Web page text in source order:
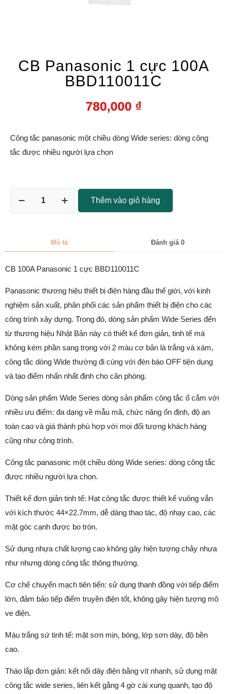
CB Panasonic 1 cực 100A
BBD110011C
780,000 ₫
Công tắc panasonic một chiều dòng Wide series: dòng công
tắc được nhiều người lựa chọn
Thêm vào giỏ hàng
Mô tả Đánh giá 0
CB 100A Panasonic 1 cực BBD110011C
Panasonic thương hiệu thiết bị điện hàng đầu thế giới, với kinh
nghiệm sản xuất, phân phối các sản phẩm thiết bị điện cho các
công trình xây dựng. Trong đó, dòng sản phẩm Wide Series đến
từ thương hiệu Nhật Bản này có thiết kế đơn giản, tinh tế mà
không kém phần sang trọng với 2 màu cơ bản là trắng và xám,
công tắc dòng Wide thường đi cùng với đèn báo OFF tiện dụng
và tạo điểm nhấn nhất định cho căn phòng.
Dòng sản phẩm Wide Series dòng sản phẩm công tắc ổ cắm với
nhiều ưu điểm: đa dạng về mẫu mã, chức năng ổn định, độ an
toàn cao và giá thành phù hợp với mọi đối tượng khách hàng
cũng như công trình.
Công tắc panasonic một chiều dòng Wide series: dòng công tắc
được nhiều người lựa chọn.
Thiết kế đơn giản tinh tế: Hạt công tắc được thiết kế vuông vắn
với kích thước 44×22.7mm, dễ dàng thao tác, độ nhạy cao, các
mặt góc cạnh được bo tròn.
Sử dụng nhựa chất lượng cao không gây hiện tượng chảy nhựa
như nhưng dòng công tắc thông thường.
Cơ chế chuyển mạch tiên tiến: sử dụng thanh đồng với tiếp điểm
lớn, đảm bảo tiếp điểm truyền điện tốt, không gây hiện tượng mô
ve điện.
Màu trắng sứ tinh tế: mặt sơn mịn, bóng, lớp sơn dày, độ bền
cao.
Tháo lắp đơn giản: kết nối dây điện bằng vít nhanh, sử dụng mặt
công tắc wide series, liên kết gằng 4 gờ cài xung quanh, tạo độ